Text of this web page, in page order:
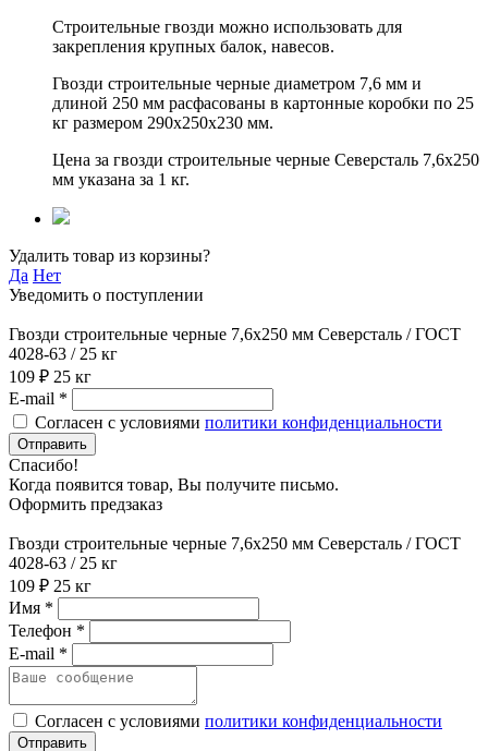
Строительные гвозди можно использовать для
закрепления крупных балок, навесов.
Гвозди строительные черные диаметром 7,6 мм и
длиной 250 мм расфасованы в картонные коробки по 25
кг размером 290х250х230 мм.
Цена за гвозди строительные черные Северсталь 7,6х250
мм указана за 1 кг.
Удалить товар из корзины?
Да Нет
Уведомить о поступлении
Гвозди строительные черные 7,6х250 мм Северсталь / ГОСТ
4028-63 / 25 кг
109 ₽ 25 кг
E-mail *
Согласен с условиями политики конфиденциальности
Отправить
Спасибо!
Когда появится товар, Вы получите письмо.
Оформить предзаказ
Гвозди строительные черные 7,6х250 мм Северсталь / ГОСТ
4028-63 / 25 кг
109 ₽ 25 кг
Имя *
Телефон *
E-mail *
Согласен с условиями политики конфиденциальности
Отправить